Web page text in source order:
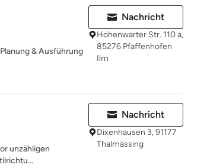
& Ausführung
Nachricht
Hohenwarter Str. 110 a,
85276 Pfaffenhofen
Ilm
unzähligen
Nachricht
Dixenhausen 3, 91177
Thalmässing